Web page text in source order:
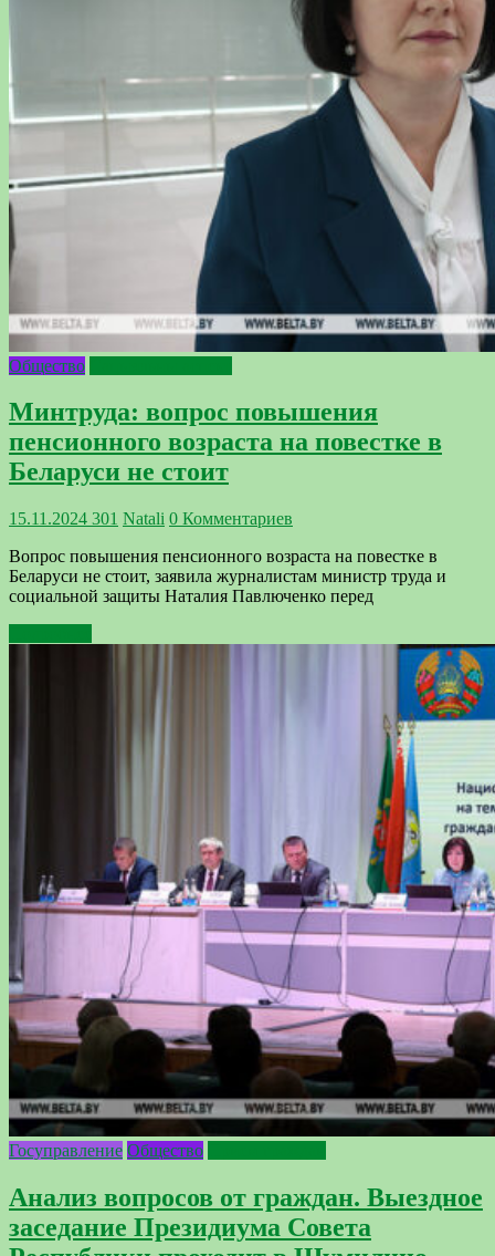
Общество
Минтруда: вопрос повышения
пенсионного возраста на повестке в
Беларуси не стоит
15.11.2024 301 Natali 0 Комментариев
Вопрос повышения пенсионного возраста на повестке в
Беларуси не стоит, заявила журналистам министр труда и
социальной защиты Наталия Павлюченко перед
Госуправление Общество
Анализ вопросов от граждан. Выездное
заседание Президиума Совета